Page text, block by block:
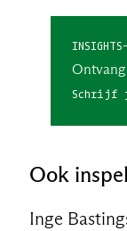
Schrijf
Ook
Inge